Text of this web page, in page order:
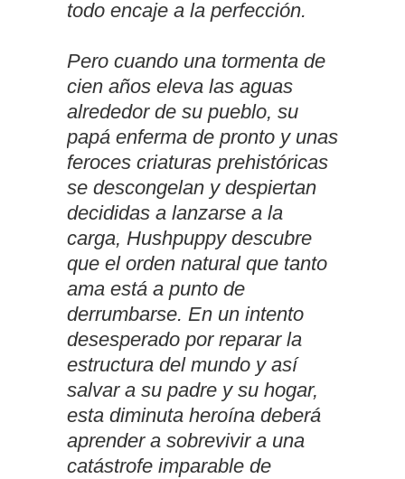
todo encaje a la perfección.
Pero cuando una tormenta de
cien años eleva las aguas
alrededor de su pueblo, su
papá enferma de pronto y unas
feroces criaturas prehistóricas
se descongelan y despiertan
decididas a lanzarse a la
carga, Hushpuppy descubre
que el orden natural que tanto
ama está a punto de
derrumbarse. En un intento
desesperado por reparar la
estructura del mundo y así
salvar a su padre y su hogar,
esta diminuta heroína deberá
aprender a sobrevivir a una
catástrofe imparable de